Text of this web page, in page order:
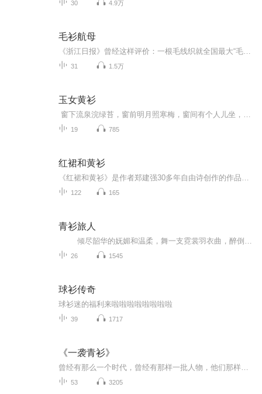
30 4.9万
毛衫航母
31 1.5万
玉女黄衫
19 785
红裙和黄衫
122 165
青衫旅人
26 1545
球衫传奇
球衫迷的福利来啦啦啦啦啦啦啦啦
39 1717
《一袭青衫》
53 3205